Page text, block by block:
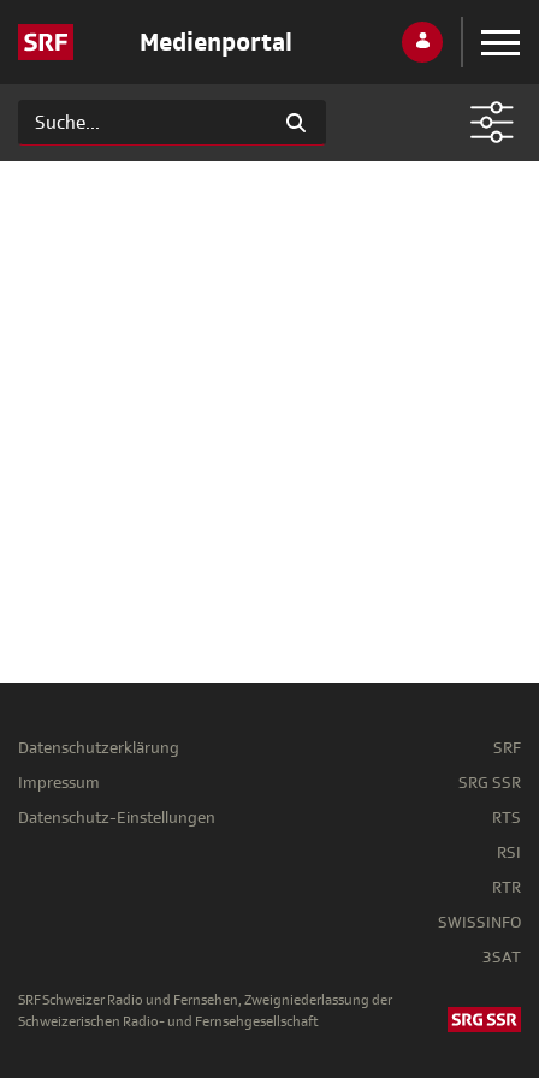
Medienportal
Datenschutzerklärung
Impressum
Datenschutz-Einstellungen
SRF
SRG SSR
RTS
RSI
RTR
SWISSINFO
3SAT
SRF Schweizer Radio und Fernsehen, Zweigniederlassung der
Schweizerischen Radio- und Fernsehgesellschaft